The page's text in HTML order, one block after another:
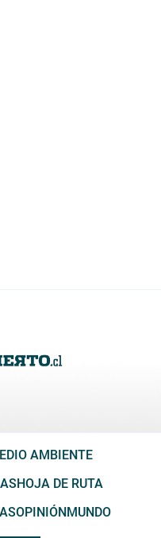
AMBIENTE
HOJA DE RUTA
OPINIÓN MUNDO